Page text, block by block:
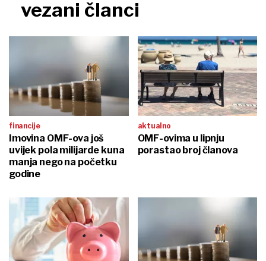
vezani članci
financije
Imovina OMF-ova još
uvijek pola milijarde kuna
manja nego na početku
godine
aktualno
OMF-ovima u lipnju
porastao broj članova